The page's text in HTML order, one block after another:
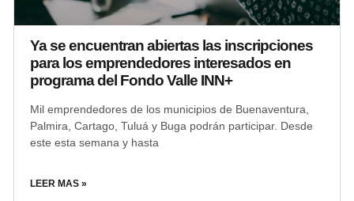
Ya se encuentran abiertas las inscripciones
para los emprendedores interesados en
programa del Fondo Valle INN+
Mil emprendedores de los municipios de Buenaventura,
Palmira, Cartago, Tuluá y Buga podrán participar. Desde
este esta semana y hasta
LEER MAS »